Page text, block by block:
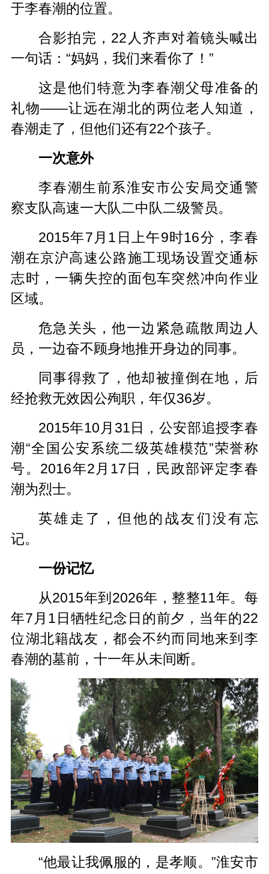
于李春潮的位置。
合影拍完，22人齐声对着镜头喊出
一句话：“妈妈，我们来看你了！”
这是他们特意为李春潮父母准备的
礼物——让远在湖北的两位老人知道，
春潮走了，但他们还有22个孩子。
一次意外
李春潮生前系淮安市公安局交通警
察支队高速一大队二中队二级警员。
2015年7月1日上午9时16分，李春
潮在京沪高速公路施工现场设置交通标
志时，一辆失控的面包车突然冲向作业
区域。
危急关头，他一边紧急疏散周边人
员，一边奋不顾身地推开身边的同事。
同事得救了，他却被撞倒在地，后
经抢救无效因公殉职，年仅36岁。
2015年10月31日，公安部追授李春
潮“全国公安系统二级英雄模范”荣誉称
号。2016年2月17日，民政部评定李春
潮为烈士。
英雄走了，但他的战友们没有忘
记。
一份记忆
从2015年到2026年，整整11年。每
年7月1日牺牲纪念日的前夕，当年的22
位湖北籍战友，都会不约而同地来到李
春潮的墓前，十一年从未间断。
“他最让我佩服的，是孝顺。”淮安市